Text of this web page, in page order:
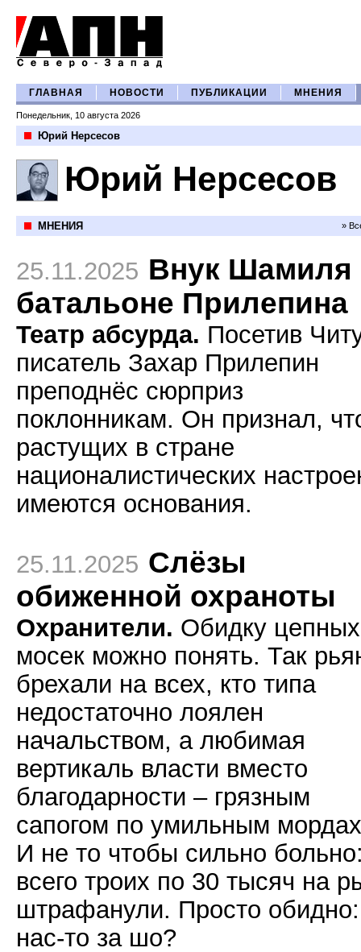
ГЛАВНАЯ НОВОСТИ ПУБЛИКАЦИИ МНЕНИЯ
Понедельник, 10 августа 2026
Юрий Нерсесов
Юрий Нерсесов
МНЕНИЯ »
25.11.2025 Внук Шамиля
батальоне Прилепина
Театр абсурда. Посетив
писатель Захар Прилепин
преподнёс сюрприз
поклонникам. Он признал,
растущих в стране
националистических
имеются основания.
25.11.2025 Слёзы
обиженной охраноты
Охранители. Обидку цепных
мосек можно понять. Так
брехали на всех, кто типа
недостаточно лоялен
начальством, а любимая
вертикаль власти вместо
благодарности – грязным
сапогом по умильным
И не то чтобы сильно
всего троих по 30 тысяч на
штрафанули. Просто
нас-то за шо?